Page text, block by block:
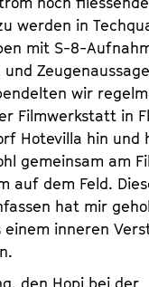
werden in
mit S-8-
wir
Filmwerkstatt in
Hotevilla hin und
gemeinsam am
auf dem Feld.
hat mir
inneren
den Hopi bei der